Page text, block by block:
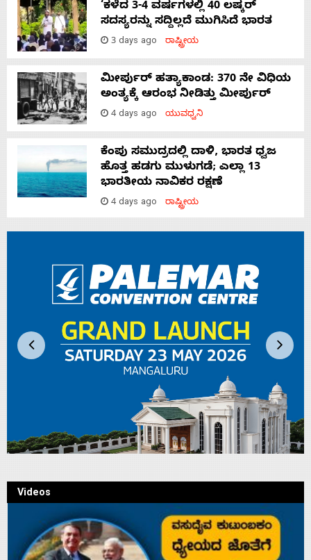
‘ಕಳೆದ 3-4 ವರ್ಷಗಳಲ್ಲಿ 40 ಲಷ್ಕರ್
ಸದಸ್ಯರನ್ನು ಸದ್ದಿಲ್ಲದೆ ಮುಗಿಸಿದೆ ಭಾರತ
3 days ago ರಾಷ್ಟ್ರೀಯ
ಮೀರ್ಪುರ್ ಹತ್ಯಾಕಾಂಡ: 370 ನೇ ವಿಧಿಯ
ಅಂತ್ಯಕ್ಕೆ ಆರಂಭ ನೀಡಿತ್ತು ಮೀರ್ಪುರ್
4 days ago ಯುವಧ್ವನಿ
ಕೆಂಪು ಸಮುದ್ರದಲ್ಲಿ ದಾಳಿ, ಭಾರತ ಧ್ವಜ
ಹೊತ್ತ ಹಡಗು ಮುಳುಗಡೆ; ಎಲ್ಲಾ 13
ಭಾರತೀಯ ನಾವಿಕರ ರಕ್ಷಣೆ
4 days ago ರಾಷ್ಟ್ರೀಯ
Videos